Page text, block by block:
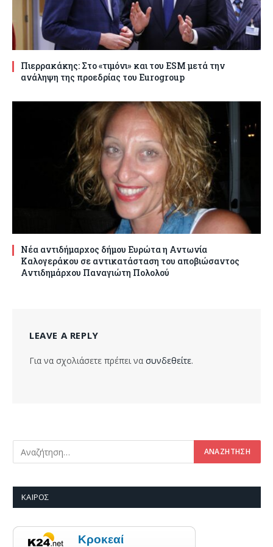
Πιερρακάκης: Στο «τιμόνι» και του ESM μετά την
ανάληψη της προεδρίας του Eurogroup
Νέα αντιδήμαρχος δήμου Ευρώτα η Αντωνία
Καλογεράκου σε αντικατάσταση του αποβιώσαντος
Αντιδημάρχου Παναγιώτη Πολολού
LEAVE A REPLY
Για να σχολιάσετε πρέπει να συνδεθείτε.
ΚΑΙΡΌΣ